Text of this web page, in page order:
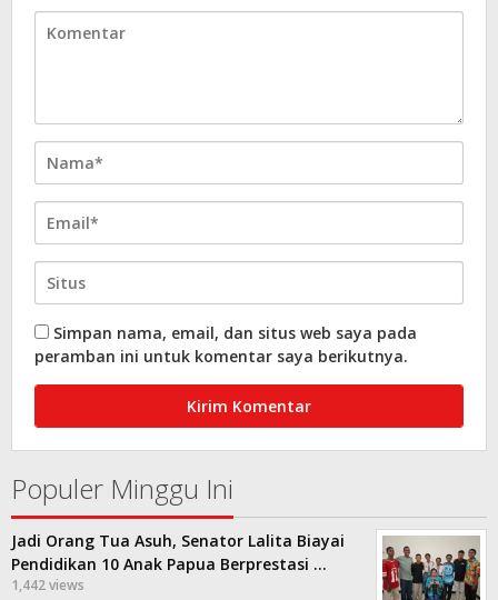
Simpan nama, email, dan situs web saya pada
peramban ini untuk komentar saya berikutnya.
Populer Minggu Ini
Jadi Orang Tua Asuh, Senator Lalita Biayai
Pendidikan 10 Anak Papua Berprestasi …
1,442 views